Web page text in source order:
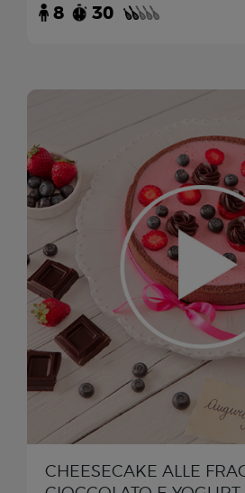
8 30
CHEESECAKE ALLE